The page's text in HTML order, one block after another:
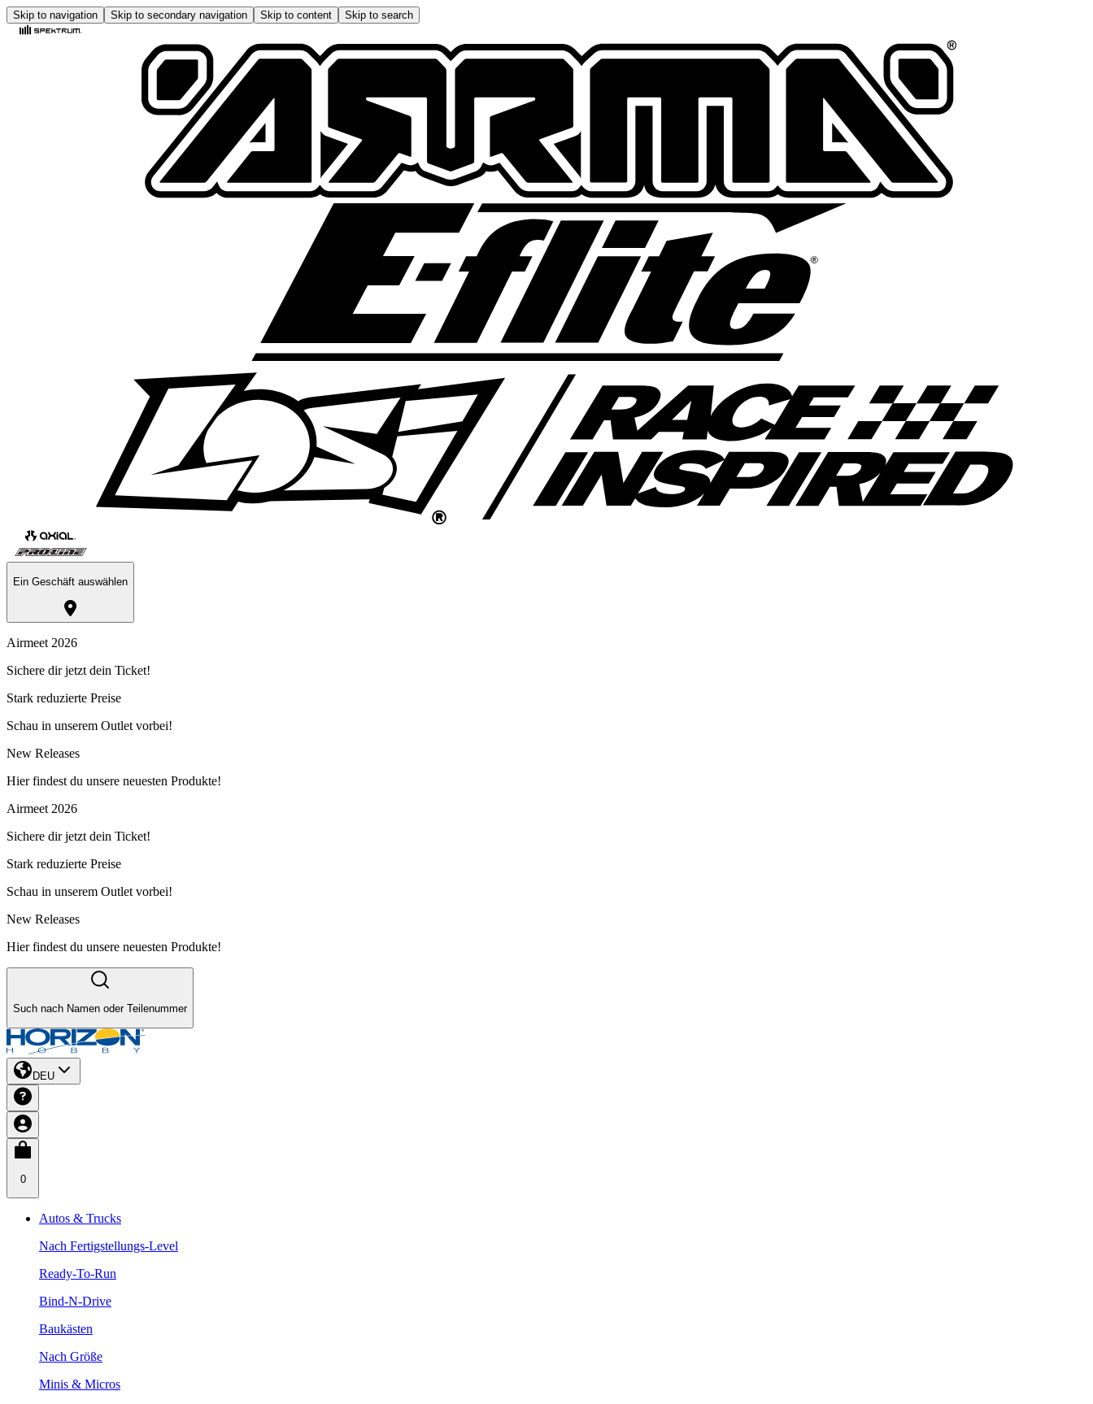
Skip to navigation Skip to secondary navigation Skip to content Skip to search
Ein Geschäft auswählen
Airmeet 2026
Sichere dir jetzt dein Ticket!
Stark reduzierte Preise
Schau in unserem Outlet vorbei!
New Releases
Hier findest du unsere neuesten Produkte!
Airmeet 2026
Sichere dir jetzt dein Ticket!
Stark reduzierte Preise
Schau in unserem Outlet vorbei!
New Releases
Hier findest du unsere neuesten Produkte!
Such nach Namen oder Teilenummer
DEU
0
Autos & Trucks
Nach Fertigstellungs-Level
Ready-To-Run
Bind-N-Drive
Baukästen
Nach Größe
Minis & Micros